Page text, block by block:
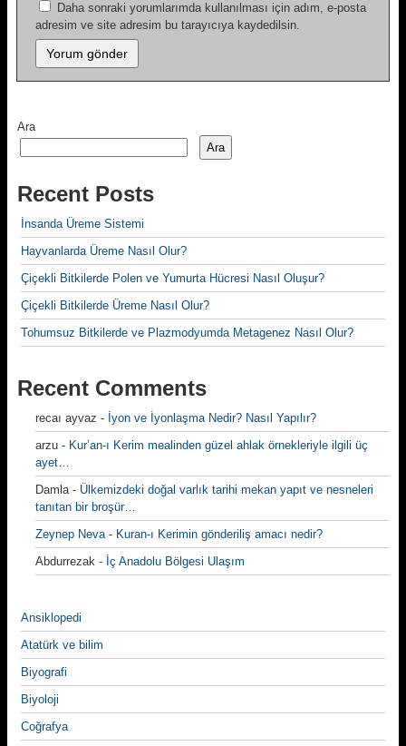
Daha sonraki yorumlarımda kullanılması için adım, e-posta
adresim ve site adresim bu tarayıcıya kaydedilsin.
Ara
Ara
Recent Posts
İnsanda Üreme Sistemi
Hayvanlarda Üreme Nasıl Olur?
Çiçekli Bitkilerde Polen ve Yumurta Hücresi Nasıl Oluşur?
Çiçekli Bitkilerde Üreme Nasıl Olur?
Tohumsuz Bitkilerde ve Plazmodyumda Metagenez Nasıl Olur?
Recent Comments
recaı ayvaz - İyon ve İyonlaşma Nedir? Nasıl Yapılır?
arzu - Kur’an-ı Kerim mealinden güzel ahlak örnekleriyle ilgili üç
ayet…
Damla- Ülkemizdeki doğal varlık tarihi mekan yapıt ve nesneleri
tanıtan bir broşür…
Zeynep Neva- Kuran-ı Kerimin gönderiliş amacı nedir?
Abdurrezak - İç Anadolu Bölgesi Ulaşım
Ansiklopedi
Atatürk ve bilim
Biyografi
Biyoloji
Coğrafya